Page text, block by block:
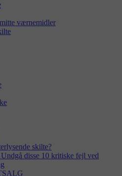
værnemidler
skilte?
disse 10 kritiske fejl ved